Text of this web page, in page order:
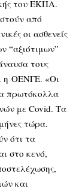
του ΕΚΠΑ.
από
οι ασθενείς
“αξιότιμων”
τους
η ΟΕΝΓΕ. «Οι
πρωτόκολλα
με Covid. Tα
τώρα.
ότι τα
στο κενό,
και